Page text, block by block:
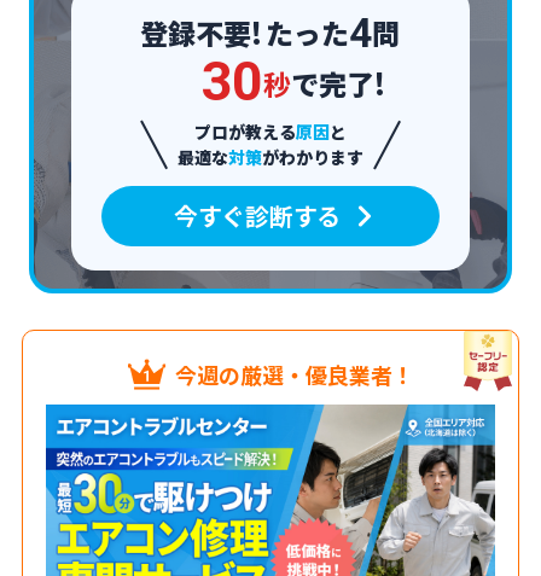
登録不要!たった4問
30秒で完了!
プロが教える原因と
最適な対策がわかります
今すぐ診断する
今週の厳選・優良業者！